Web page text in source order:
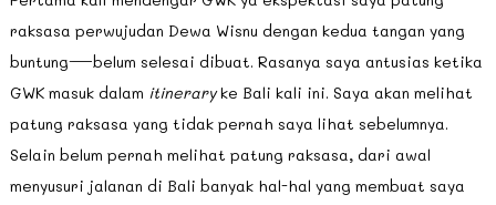
raksasa perwujudan Dewa Wisnu dengan kedua tangan yang
buntung—belum selesai dibuat. Rasanya saya antusias ketika
GWK masuk dalam itineraryke Bali kali ini. Saya akan melihat
patung raksasa yang tidak pernah saya lihat sebelumnya.
Selain belum pernah melihat patung raksasa, dari awal
menyusuri jalanan di Bali banyak hal-hal yang membuat saya